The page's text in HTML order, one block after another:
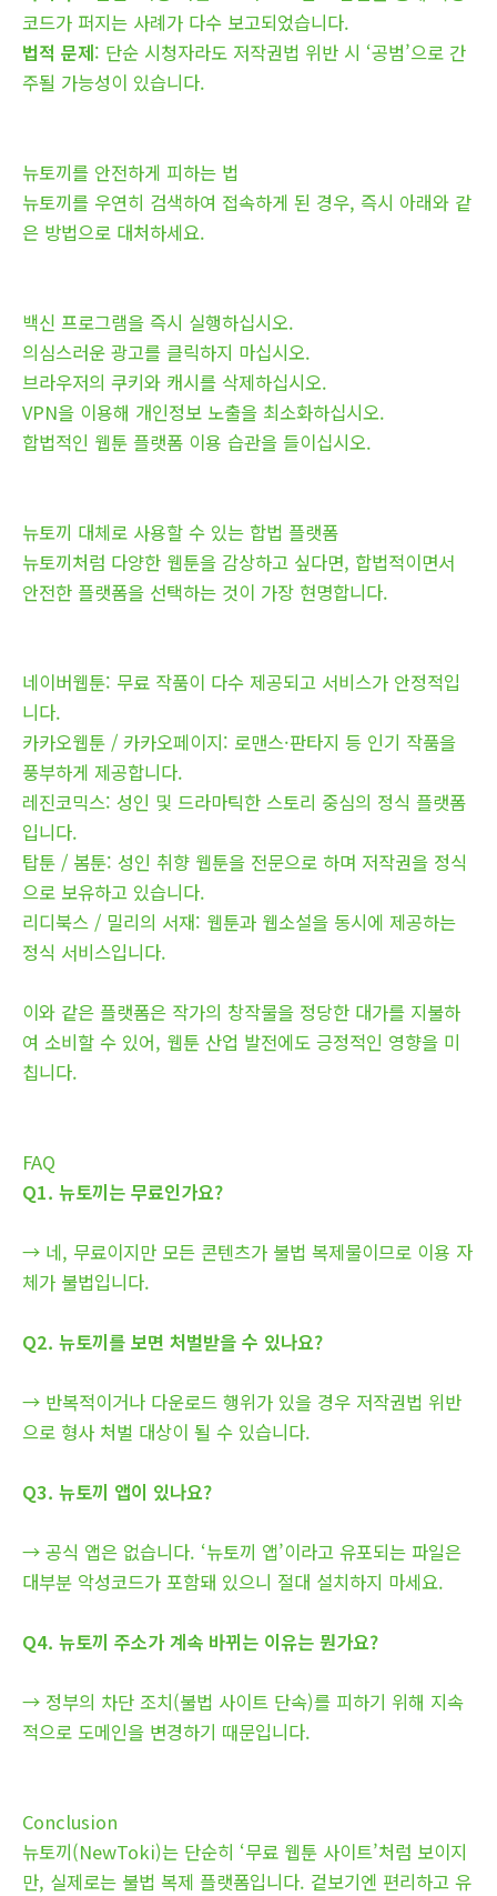
코드가 퍼지는 사례가 다수 보고되었습니다.
법적 문제: 단순 시청자라도 저작권법 위반 시 ‘공범’으로 간
주될 가능성이 있습니다.
뉴토끼를 안전하게 피하는 법
뉴토끼를 우연히 검색하여 접속하게 된 경우, 즉시 아래와 같
은 방법으로 대처하세요.
백신 프로그램을 즉시 실행하십시오.
의심스러운 광고를 클릭하지 마십시오.
브라우저의 쿠키와 캐시를 삭제하십시오.
VPN을 이용해 개인정보 노출을 최소화하십시오.
합법적인 웹툰 플랫폼 이용 습관을 들이십시오.
뉴토끼 대체로 사용할 수 있는 합법 플랫폼
뉴토끼처럼 다양한 웹툰을 감상하고 싶다면, 합법적이면서
안전한 플랫폼을 선택하는 것이 가장 현명합니다.
네이버웹툰: 무료 작품이 다수 제공되고 서비스가 안정적입
니다.
카카오웹툰 / 카카오페이지: 로맨스·판타지 등 인기 작품을
풍부하게 제공합니다.
레진코믹스: 성인 및 드라마틱한 스토리 중심의 정식 플랫폼
입니다.
탑툰 / 봄툰: 성인 취향 웹툰을 전문으로 하며 저작권을 정식
으로 보유하고 있습니다.
리디북스 / 밀리의 서재: 웹툰과 웹소설을 동시에 제공하는
정식 서비스입니다.
이와 같은 플랫폼은 작가의 창작물을 정당한 대가를 지불하
여 소비할 수 있어, 웹툰 산업 발전에도 긍정적인 영향을 미
칩니다.
FAQ
Q1. 뉴토끼는 무료인가요?
→ 네, 무료이지만 모든 콘텐츠가 불법 복제물이므로 이용 자
체가 불법입니다.
Q2. 뉴토끼를 보면 처벌받을 수 있나요?
→ 반복적이거나 다운로드 행위가 있을 경우 저작권법 위반
으로 형사 처벌 대상이 될 수 있습니다.
Q3. 뉴토끼 앱이 있나요?
→ 공식 앱은 없습니다. ‘뉴토끼 앱’이라고 유포되는 파일은
대부분 악성코드가 포함돼 있으니 절대 설치하지 마세요.
Q4. 뉴토끼 주소가 계속 바뀌는 이유는 뭔가요?
→ 정부의 차단 조치(불법 사이트 단속)를 피하기 위해 지속
적으로 도메인을 변경하기 때문입니다.
Conclusion
뉴토끼(NewToki)는 단순히 ‘무료 웹툰 사이트’처럼 보이지
만, 실제로는 불법 복제 플랫폼입니다. 겉보기엔 편리하고 유